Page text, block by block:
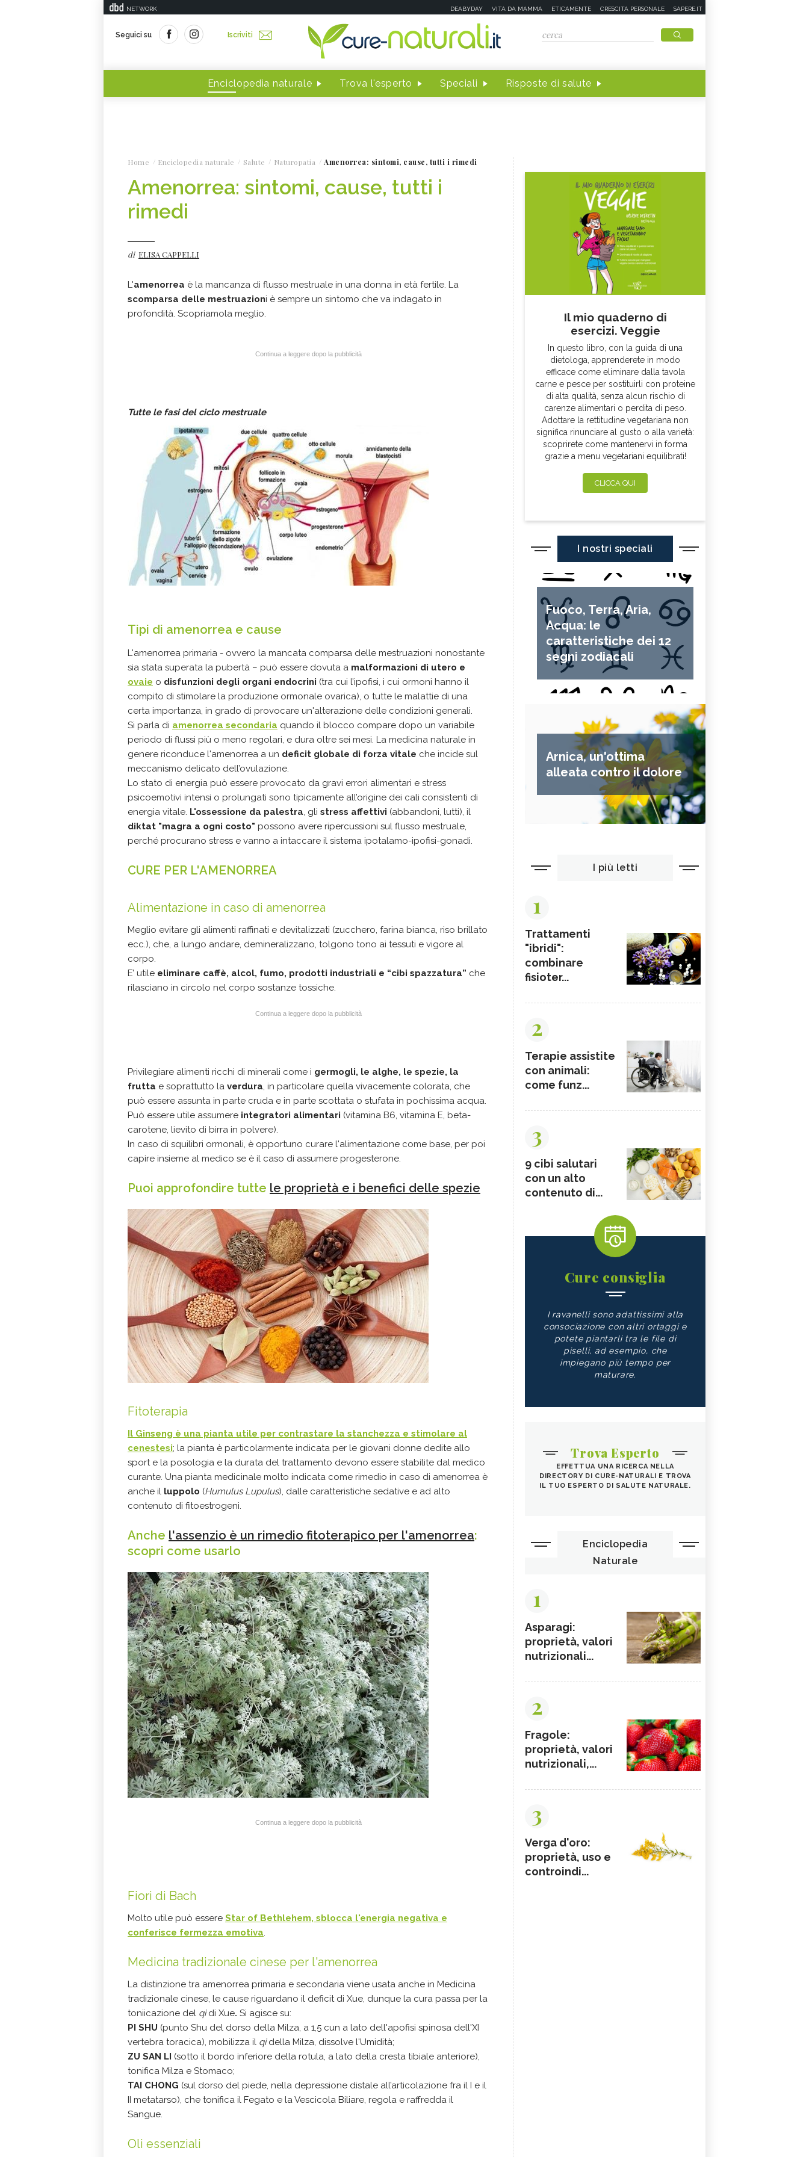
NETWORK DEABYDAY VITA DA MAMMA ETICAMENTE CRESCITA PERSONALE SAPERE.IT
Seguici su Iscriviti
Enciclopedia naturale Trova l'esperto Speciali Risposte di salute
Home Enciclopedia naturale Salute Naturopatia Amenorrea: sintomi, cause, tutti i rimedi
Amenorrea: sintomi, cause, tutti i
rimedi
di ELISA CAPPELLI
L'amenorrea è la mancanza di flusso mestruale in una donna in età fertile. La
scomparsa delle mestruazioni è sempre un sintomo che va indagato in
profondità. Scopriamola meglio.
Continua a leggere dopo la pubblicità
Tutte le fasi del ciclo mestruale
Tipi di amenorrea e cause
L'amenorrea primaria - ovvero la mancata comparsa delle mestruazioni nonostante
sia stata superata la pubertà – può essere dovuta a malformazioni di utero e
ovaie o disfunzioni degli organi endocrini (tra cui l’ipofisi, i cui ormoni hanno il
compito di stimolare la produzione ormonale ovarica), o tutte le malattie di una
certa importanza, in grado di provocare un'alterazione delle condizioni generali.
Si parla di amenorrea secondaria quando il blocco compare dopo un variabile
periodo di flussi più o meno regolari, e dura oltre sei mesi. La medicina naturale in
genere riconduce l'amenorrea a un deficit globale di forza vitale che incide sul
meccanismo delicato dell’ovulazione.
Lo stato di energia può essere provocato da gravi errori alimentari e stress
psicoemotivi intensi o prolungati sono tipicamente all’origine dei cali consistenti di
energia vitale. L'ossessione da palestra, gli stress affettivi (abbandoni, lutti), il
diktat "magra a ogni costo" possono avere ripercussioni sul flusso mestruale,
perché procurano stress e vanno a intaccare il sistema ipotalamo-ipofisi-gonadi.
CURE PER L'AMENORREA
Alimentazione in caso di amenorrea
Meglio evitare gli alimenti raffinati e devitalizzati (zucchero, farina bianca, riso brillato
ecc.), che, a lungo andare, demineralizzano, tolgono tono ai tessuti e vigore al
corpo.
E’ utile eliminare caffè, alcol, fumo, prodotti industriali e “cibi spazzatura” che
rilasciano in circolo nel corpo sostanze tossiche.
Continua a leggere dopo la pubblicità
Privilegiare alimenti ricchi di minerali come i germogli, le alghe, le spezie, la
frutta e soprattutto la verdura, in particolare quella vivacemente colorata, che
può essere assunta in parte cruda e in parte scottata o stufata in pochissima acqua.
Può essere utile assumere integratori alimentari (vitamina B6, vitamina E, beta-
carotene, lievito di birra in polvere).
In caso di squilibri ormonali, è opportuno curare l'alimentazione come base, per poi
capire insieme al medico se è il caso di assumere progesterone.
Puoi approfondire tutte le proprietà e i benefici delle spezie
Fitoterapia
Il Ginseng è una pianta utile per contrastare la stanchezza e stimolare al
cenestesi; la pianta è particolarmente indicata per le giovani donne dedite allo
sport e la posologia e la durata del trattamento devono essere stabilite dal medico
curante. Una pianta medicinale molto indicata come rimedio in caso di amenorrea è
anche il luppolo (Humulus Lupulus), dalle caratteristiche sedative e ad alto
contenuto di fitoestrogeni.
Anche l'assenzio è un rimedio fitoterapico per l'amenorrea:
scopri come usarlo
Continua a leggere dopo la pubblicità
Fiori di Bach
Molto utile può essere Star of Bethlehem, sblocca l'energia negativa e
conferisce fermezza emotiva.
Medicina tradizionale cinese per l'amenorrea
La distinzione tra amenorrea primaria e secondaria viene usata anche in Medicina
tradizionale cinese, le cause riguardano il deficit di Xue, dunque la cura passa per la
toniicazione del qidi Xue. Si agisce su:
PI SHU (punto Shu del dorso della Milza, a 1,5 cun a lato dell'apofisi spinosa dell'XI
vertebra toracica), mobilizza il qidella Milza, dissolve l'Umidità;
ZU SAN LI (sotto il bordo inferiore della rotula, a lato della cresta tibiale anteriore),
tonifica Milza e Stomaco;
TAI CHONG (sul dorso del piede, nella depressione distale all’articolazione fra il I e il
II metatarso), che tonifica il Fegato e la Vescicola Biliare, regola e raffredda il
Sangue.
Oli essenziali
Il mio quaderno di
esercizi. Veggie
In questo libro, con la guida di una
dietologa, apprenderete in modo
efficace come eliminare dalla tavola
carne e pesce per sostituirli con proteine
di alta qualità, senza alcun rischio di
carenze alimentari o perdita di peso.
Adottare la rettitudine vegetariana non
significa rinunciare al gusto o alla varietà:
scoprirete come mantenervi in forma
grazie a menu vegetariani equilibrati!
CLICCA QUI
I nostri speciali
Fuoco, Terra, Aria,
Acqua: le
caratteristiche dei 12
segni zodiacali
Arnica, un'ottima
alleata contro il dolore
I più letti
1
Trattamenti
"ibridi":
combinare
fisioter...
2
Terapie assistite
con animali:
come funz...
3
9 cibi salutari
con un alto
contenuto di...
Cure consiglia
I ravanelli sono adattissimi alla
consociazione con altri ortaggi e
potete piantarli tra le file di
piselli, ad esempio, che
impiegano più tempo per
maturare.
Trova Esperto
EFFETTUA UNA RICERCA NELLA
DIRECTORY DI CURE-NATURALI E TROVA
IL TUO ESPERTO DI SALUTE NATURALE.
Enciclopedia
Naturale
1
Asparagi:
proprietà, valori
nutrizionali...
2
Fragole:
proprietà, valori
nutrizionali,...
3
Verga d'oro:
proprietà, uso e
controindi...